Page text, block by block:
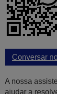
Conversar
A nossa
ajudar a